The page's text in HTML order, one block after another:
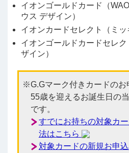
イオンゴールドカード（
ウス デザイン）
イオンカードセレクト（ミッ
イオンゴールドカードセレ
ザイン）
G.Gマーク付きカードのお
55歳を迎えるお誕生日の
です。
すでにお持ちの対象カ
法はこちら
対象カードの新規お申